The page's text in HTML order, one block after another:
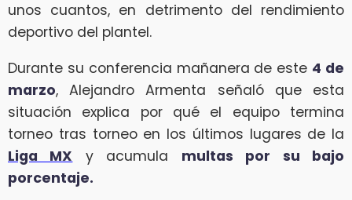
unos cuantos, en detrimento del rendimiento
deportivo del plantel.
Durante su conferencia mañanera de este 4 de
marzo, Alejandro Armenta señaló que esta
situación explica por qué el equipo termina
torneo tras torneo en los últimos lugares de la
Liga MX y acumula multas por su bajo
porcentaje.